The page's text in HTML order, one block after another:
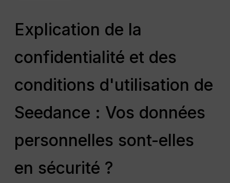
Explication de la
confidentialité et des
conditions d'utilisation de
Seedance : Vos données
personnelles sont-elles
en sécurité ?